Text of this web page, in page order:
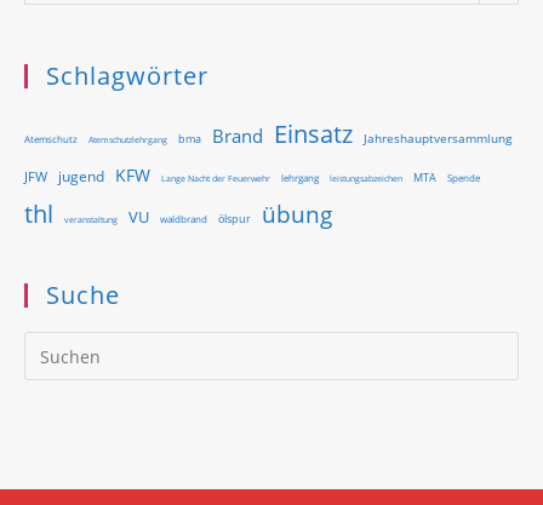
Schlagwörter
Atemschutz Atemschutzlehrgang bma Brand Einsatz Jahreshauptversammlung
JFW jugend KFW Lange Nacht der Feuerwehr lehrgang leistungsabzeichen MTA Spende
thl veranstaltung VU waldbrand ölspur übung
Suche